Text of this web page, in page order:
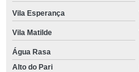
Vila Esperança
Vila Matilde
Água Rasa
Alto do Pari